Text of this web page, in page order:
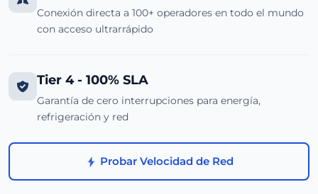
Conexión directa a 100+ operadores en todo el mundo
con acceso ultrarrápido
Tier 4 - 100% SLA
Garantía de cero interrupciones para energía,
refrigeración y red
Probar Velocidad de Red